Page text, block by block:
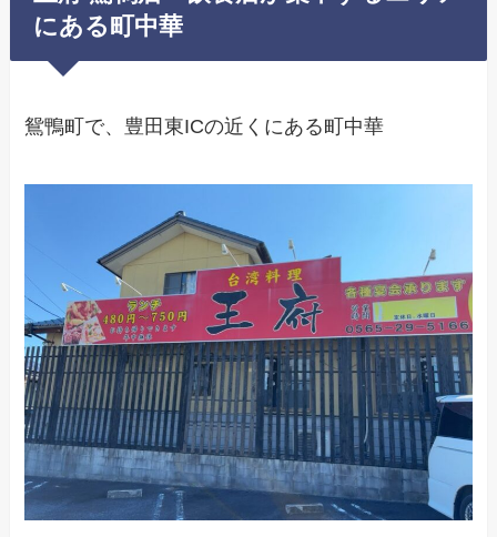
にある町中華
鴛鴨町で、豊田東ICの近くにある町中華